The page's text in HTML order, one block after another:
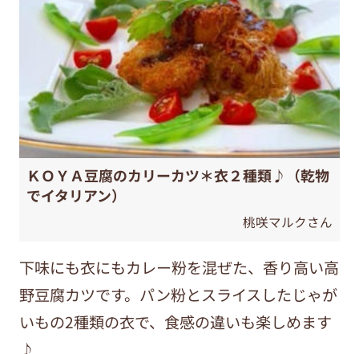
ＫＯＹＡ豆腐のカリーカツ＊衣２種類♪（乾物
でイタリアン）
桃咲マルクさん
下味にも衣にもカレー粉を混ぜた、香り高い高
野豆腐カツです。パン粉とスライスしたじゃが
いもの2種類の衣で、食感の違いも楽しめます
♪